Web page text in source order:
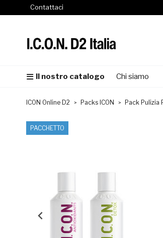
Contattaci
Il nostro catalogo Chi siamo
ICON Online D2 Packs ICON Pack Pulizia
PACCHETTO